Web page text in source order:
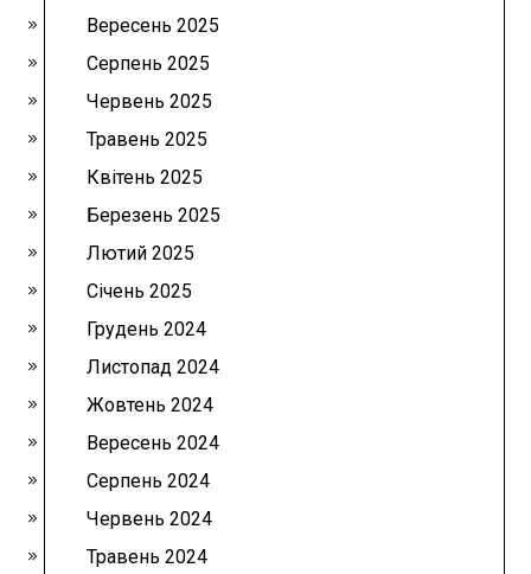
Вересень 2025
Серпень 2025
Червень 2025
Травень 2025
Квітень 2025
Березень 2025
Лютий 2025
Січень 2025
Грудень 2024
Листопад 2024
Жовтень 2024
Вересень 2024
Серпень 2024
Червень 2024
Травень 2024